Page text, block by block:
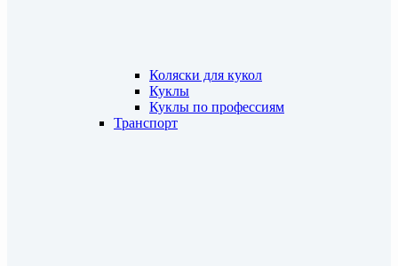
Коляски для кукол
Куклы
Куклы по профессиям
Транспорт